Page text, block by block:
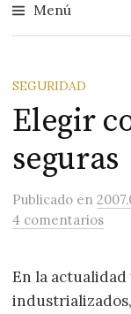
Menú
SEGURIDAD
Elegir
seguras
Publicado en
4 comentarios
En la actualidad